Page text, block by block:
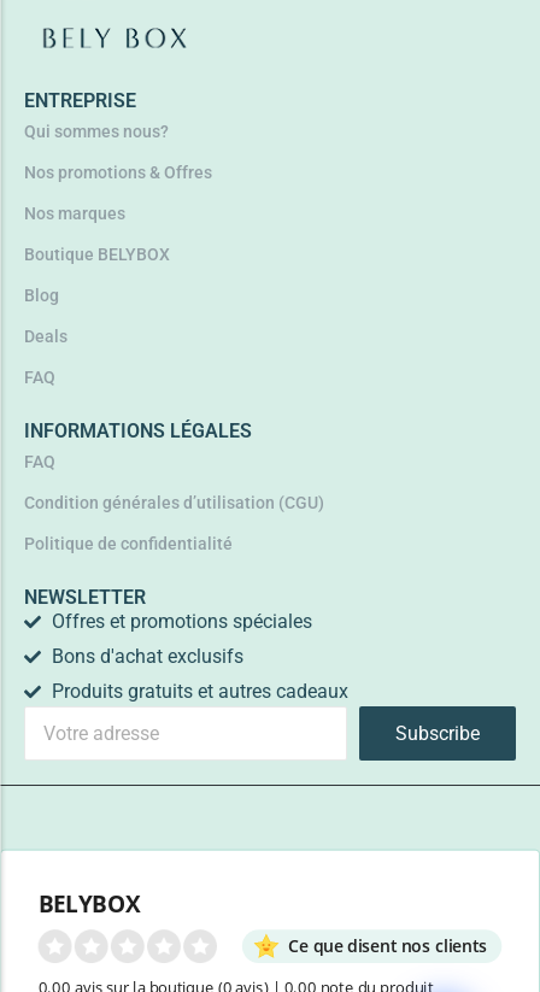
Lire la suite
ENTREPRISE
Qui sommes nous?
Nos promotions & Offres
Nos marques
Boutique BELYBOX
Blog
Deals
FAQ
INFORMATIONS LÉGALES
FAQ
Condition générales d’utilisation (CGU)
Politique de confidentialité
NEWSLETTER
Offres et promotions spéciales
Bons d'achat exclusifs
Produits gratuits et autres cadeaux
Subscribe
BELYBOX
Ce que disent nos clients
0.00 avis sur la boutique (0 avis)| 0.00 note du produit